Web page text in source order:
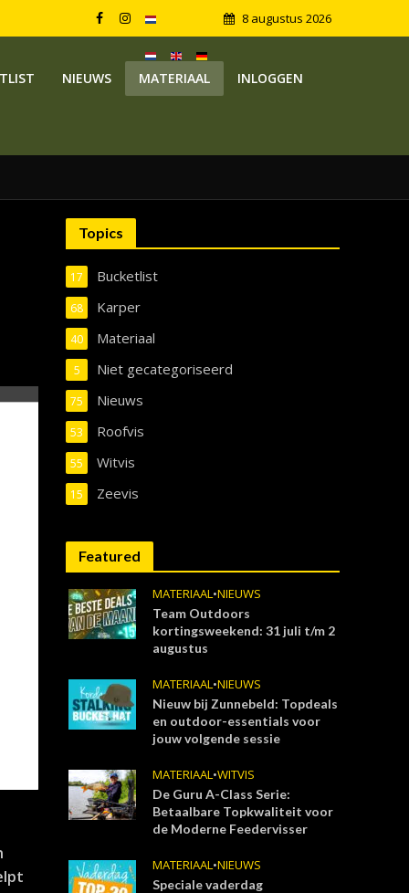
8 augustus 2026
NIEUWS MATERIAAL INLOGGEN
Topics
Bucketlist
17
Karper
68
Materiaal
40
Niet gecategoriseerd
5
Nieuws
75
Roofvis
53
Witvis
55
Zeevis
15
Featured
MATERIAAL•NIEUWS
Team Outdoors
kortingsweekend: 31 juli t/m 2
augustus
MATERIAAL•NIEUWS
Nieuw bij Zunnebeld: Topdeals
en outdoor-essentials voor
jouw volgende sessie
MATERIAAL•WITVIS
De Guru A-Class Serie:
Betaalbare Topkwaliteit voor
de Moderne Feedervisser
MATERIAAL•NIEUWS
Speciale vaderdag